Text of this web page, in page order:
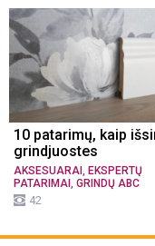
10 patarimų, kaip
grindjuostes
AKSESUARAI EKSPERTŲ
PATARIMAI GRINDŲ ABC
42